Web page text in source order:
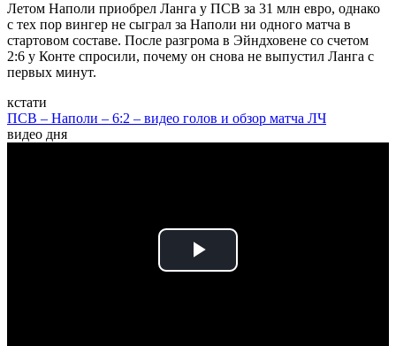
Летом Наполи приобрел Ланга у ПСВ за 31 млн евро, однако
с тех пор вингер не сыграл за Наполи ни одного матча в
стартовом составе. После разгрома в Эйндховене со счетом
2:6 у Конте спросили, почему он снова не выпустил Ланга с
первых минут.
кстати
ПСВ – Наполи – 6:2 – видео голов и обзор матча ЛЧ
видео дня
Play